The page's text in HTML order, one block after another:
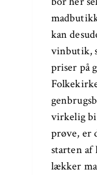
kan
vinbutik,
priser på
virkelig
prøve, er
starten af
lækker